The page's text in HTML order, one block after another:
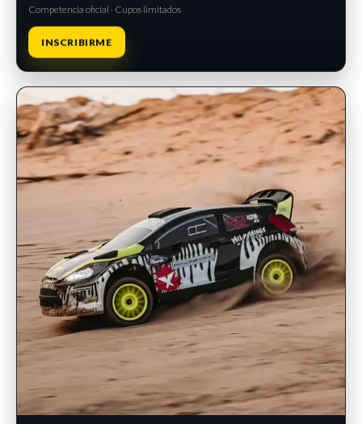
Competencia oficial · Cupos limitados
INSCRIBIRME
INSCRIPCIONES ABIERTAS